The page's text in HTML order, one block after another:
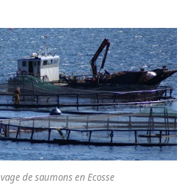
de saumons en Ecosse